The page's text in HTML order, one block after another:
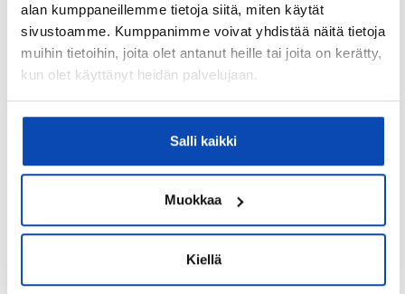
alan kumppaneillemme tietoja siitä, miten käytät
sivustoamme. Kumppanimme voivat yhdistää näitä tietoja
muihin tietoihin, joita olet antanut heille tai joita on kerätty,
kun olet käyttänyt heidän palvelujaan.
Salli kaikki
Muokkaa
Kiellä